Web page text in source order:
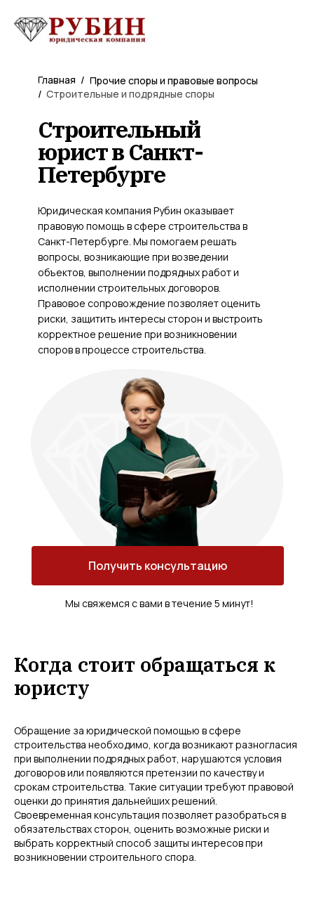
Строительный
юрист в Санкт-
Петербурге
Юридическая компания Рубин оказывает
правовую помощь в сфере строительства в
Санкт-Петербурге. Мы помогаем решать
вопросы, возникающие при возведении
объектов, выполнении подрядных работ и
исполнении строительных договоров.
Правовое сопровождение позволяет оценить
риски, защитить интересы сторон и выстроить
корректное решение при возникновении
споров в процессе строительства.
Мы свяжемся с вами в течение 5 минут!
Получить консультацию
Главная Прочие споры и правовые вопросы
/
Строительные и подрядные споры
/
Когда стоит обращаться к
юристу
Обращение за юридической помощью в сфере
строительства необходимо, когда возникают разногласия
при выполнении подрядных работ, нарушаются условия
договоров или появляются претензии по качеству и
срокам строительства. Такие ситуации требуют правовой
оценки до принятия дальнейших решений.
Своевременная консультация позволяет разобраться в
обязательствах сторон, оценить возможные риски и
выбрать корректный способ защиты интересов при
возникновении строительного спора.